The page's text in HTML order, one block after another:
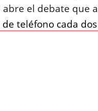
el debate que
teléfono cada